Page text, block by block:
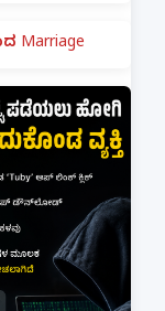
Marriage